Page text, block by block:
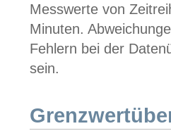
Messwerte von
Minuten.
Fehlern bei der
sein.